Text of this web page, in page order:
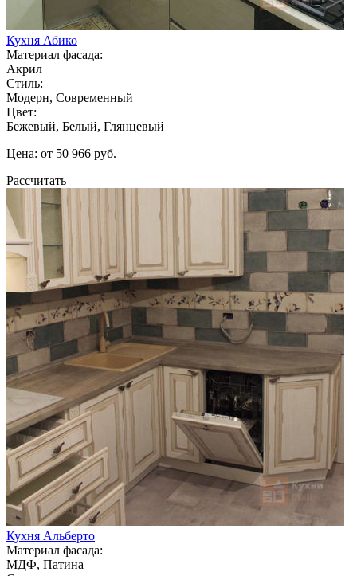
Кухня Абико
Материал фасада:
Акрил
Стиль:
Модерн, Современный
Цвет:
Бежевый, Белый, Глянцевый
Цена: от 50 966 руб.
Рассчитать
Кухня Альберто
Материал фасада:
МДФ, Патина